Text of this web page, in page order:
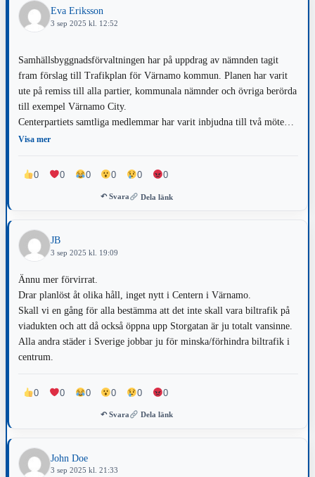
Eva Eriksson
3 sep 2025 kl. 12:52
Samhällsbyggnadsförvaltningen har på uppdrag av nämnden tagit
fram förslag till Trafikplan för Värnamo kommun. Planen har varit
ute på remiss till alla partier, kommunala nämnder och övriga berörda
till exempel Värnamo City.
Centerpartiets samtliga medlemmar har varit inbjudna till två möten
där förslaget redovisats. Efter diskussion har partiet lämnat
R.G som verkar insatt borde veta att det är förvaltningen som lägger
Göran Pettersson ordförande Samhällsbyggnadsnämnden
.
Visa mer
0 0 0 0 0 0
↶ Svara Dela länk
JB
3 sep 2025 kl. 19:09
Ännu mer förvirrat.
Drar planlöst åt olika håll, inget nytt i Centern i Värnamo.
Skall vi en gång för alla bestämma att det inte skall vara biltrafik på
viadukten och att då också öppna upp Storgatan är ju totalt vansinne.
Alla andra städer i Sverige jobbar ju för minska/förhindra biltrafik i
centrum.
0 0 0 0 0 0
↶ Svara Dela länk
John Doe
3 sep 2025 kl. 21:33